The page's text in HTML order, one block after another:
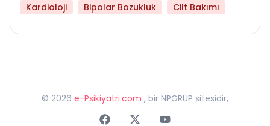
Kardioloji
Bipolar Bozukluk Cilt Bakımı
© 2026 e-Psikiyatri.com , bir NPGRUP sitesidir,